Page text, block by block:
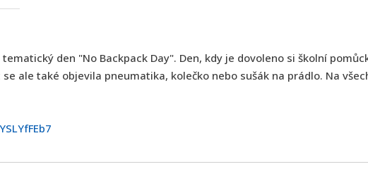
den "No Backpack Day". Den, kdy je dovoleno si školní
ale také objevila pneumatika, kolečko nebo sušák na prádlo. Na